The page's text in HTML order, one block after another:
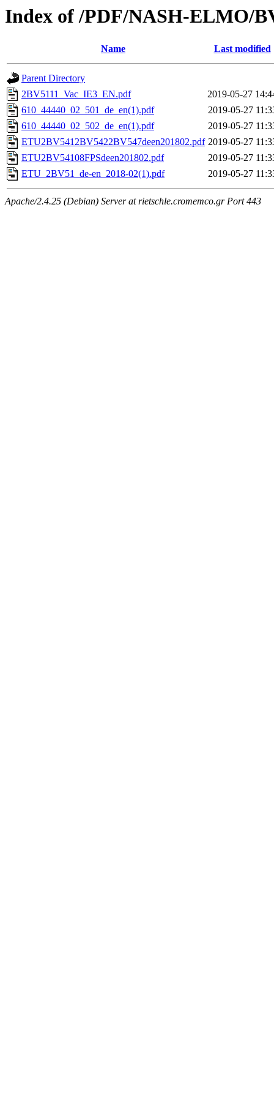
Index of /PDF/NASH-ELMO/
Name Last modified
Parent Directory
2BV5111_Vac_IE3_EN.pdf
2019-05-27
610_44440_02_501_de_en(1).pdf
2019-05-27
610_44440_02_502_de_en(1).pdf
2019-05-27
ETU2BV5412BV5422BV547deen201802.pdf 2019-05-27
ETU2BV54108FPSdeen201802.pdf
2019-05-27
ETU_2BV51_de-en_2018-02(1).pdf
2019-05-27
Apache/2.4.25 (Debian) Server at rietschle.cromemco.gr Port 443